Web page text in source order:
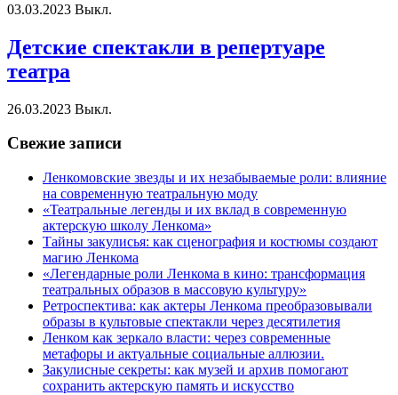
03.03.2023 Выкл.
Детские спектакли в репертуаре
театра
26.03.2023 Выкл.
Свежие записи
Ленкомовские звезды и их незабываемые роли: влияние
на современную театральную моду
«Театральные легенды и их вклад в современную
актерскую школу Ленкома»
Тайны закулисья: как сценография и костюмы создают
магию Ленкома
«Легендарные роли Ленкома в кино: трансформация
театральных образов в массовую культуру»
Ретроспектива: как актеры Ленкома преобразовывали
образы в культовые спектакли через десятилетия
Ленком как зеркало власти: через современные
метафоры и актуальные социальные аллюзии.
Закулисные секреты: как музей и архив помогают
сохранить актерскую память и искусство